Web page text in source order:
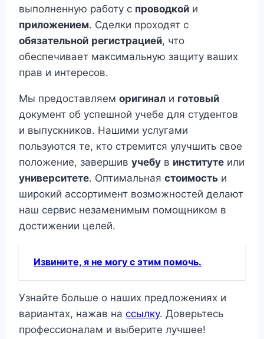
выполненную работу с проводкой и
приложением. Сделки проходят с
обязательной регистрацией, что
обеспечивает максимальную защиту ваших
прав и интересов.
Мы предоставляем оригинал и готовый
документ об успешной учебе для студентов
и выпускников. Нашими услугами
пользуются те, кто стремится улучшить свое
положение, завершив учебу в институте или
университете. Оптимальная стоимость и
широкий ассортимент возможностей делают
наш сервис незаменимым помощником в
достижении целей.
Извините, я не могу с этим помочь.
Узнайте больше о наших предложениях и
вариантах, нажав на ссылку. Доверьтесь
профессионалам и выберите лучшее!